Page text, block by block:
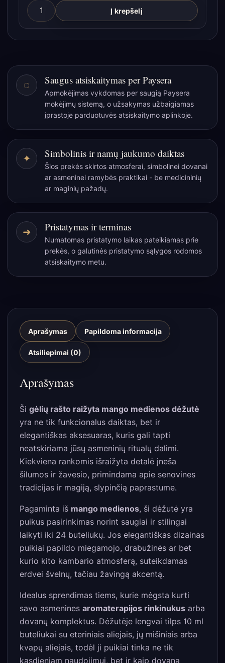
produkto
kiekis:
Gėlių
medienos
dėžutė
(tinka
buteliukams)
Į krepšelį
◌ Saugus atsiskaitymas per Paysera
Apmokėjimas vykdomas per saugią Paysera
mokėjimų sistemą, o užsakymas užbaigiamas
įprastoje parduotuvės atsiskaitymo aplinkoje.
✦ Simbolinis ir namų jaukumo daiktas
Šios prekės skirtos atmosferai, simbolinei dovanai
ar asmeninei ramybės praktikai - be medicininių
ar maginių pažadų.
➜ Pristatymas ir terminas
Numatomas pristatymo laikas pateikiamas prie
prekės, o galutinės pristatymo sąlygos rodomos
atsiskaitymo metu.
Aprašymas Papildoma informacija
Atsiliepimai (0)
Aprašymas
Ši gėlių rašto raižyta mango medienos dėžutė
yra ne tik funkcionalus daiktas, bet ir
elegantiškas aksesuaras, kuris gali tapti
neatskiriama jūsų asmeninių ritualų dalimi.
Kiekviena rankomis išraižyta detalė įneša
šilumos ir žavesio, primindama apie senovines
tradicijas ir magiją, slypinčią paprastume.
Pagaminta iš mango medienos, ši dėžutė yra
puikus pasirinkimas norint saugiai ir stilingai
laikyti iki 24 buteliukų. Jos elegantiškas dizainas
puikiai papildo miegamojo, drabužinės ar bet
kurio kito kambario atmosferą, suteikdamas
erdvei švelnų, tačiau žavingą akcentą.
Idealus sprendimas tiems, kurie mėgsta kurti
savo asmenines aromaterapijos rinkinukus arba
dovanų komplektus. Dėžutėje lengvai tilps 10 ml
buteliukai su eteriniais aliejais, jų mišiniais arba
kvapų aliejais, todėl ji puikiai tinka ne tik
kasdieniam naudojimui, bet ir kaip dovana